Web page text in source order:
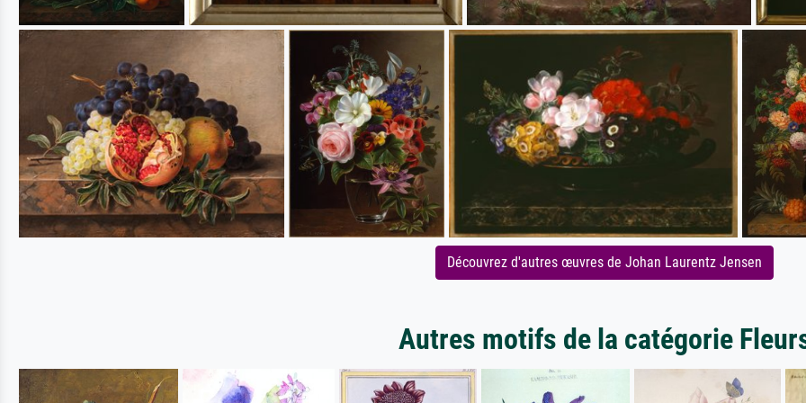
Découvrez d'autres œuvres de Johan Laurentz Jensen
Autres motifs de la catégorie